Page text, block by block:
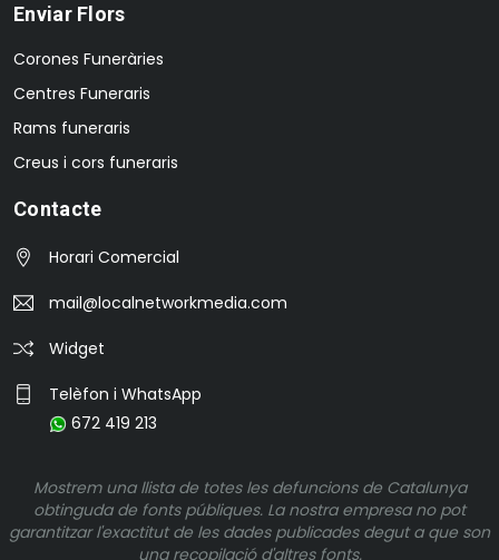
Enviar Flors
Corones Funeràries
Centres Funeraris
Rams funeraris
Creus i cors funeraris
Contacte
Horari Comercial
mail@localnetworkmedia.com
Widget
Telèfon i WhatsApp
672 419 213
Mostrem una llista de totes les defuncions de Catalunya
obtinguda de fonts públiques. La nostra empresa no pot
garantitzar l'exactitut de les dades publicades degut a que son
una recopilació d'altres fonts.